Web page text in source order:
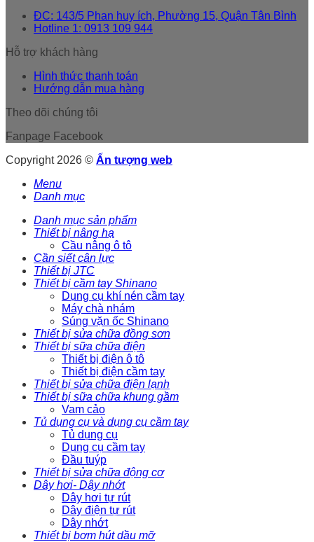
ĐC: 143/5 Phan huy ích, Phường 15, Quận Tân Bình
Hotline 1: 0913 109 944
Hỗ trợ khách hàng
Hình thức thanh toán
Hướng dẫn mua hàng
Theo dõi chúng tôi
Fanpage Facebook
Copyright 2026 © Ấn tượng web
Menu
Danh mục
Danh mục sản phẩm
Thiết bị nâng hạ
Cầu nâng ô tô
Cần siết cân lực
Thiết bị JTC
Thiết bị cầm tay Shinano
Dụng cụ khí nén cầm tay
Máy chà nhám
Súng vặn ốc Shinano
Thiết bị sửa chữa đồng sơn
Thiết bị sữa chữa điện
Thiết bị điện ô tô
Thiết bị điện cầm tay
Thiết bị sửa chữa điện lạnh
Thiết bị sữa chữa khung gầm
Vam cảo
Tủ dụng cụ và dụng cụ cầm tay
Tủ dụng cụ
Dụng cụ cầm tay
Đầu tuýp
Thiết bị sửa chữa động cơ
Dây hơi- Dây nhớt
Dây hơi tự rút
Dây điện tự rút
Dây nhớt
Thiết bị bơm hút dầu mỡ